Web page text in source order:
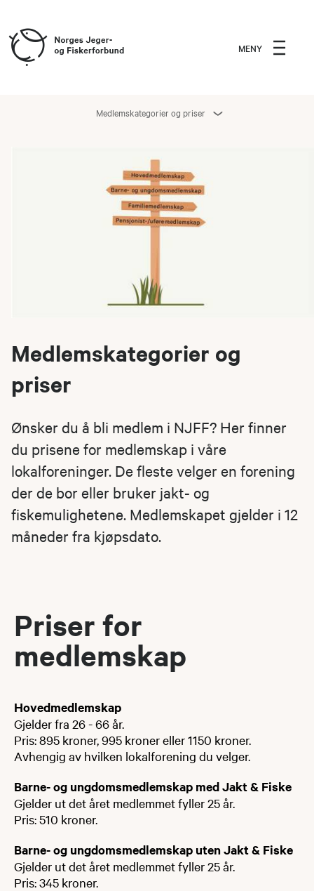
MENY
Medlemskategorier og priser
Medlemskategorier og
priser
Ønsker du å bli medlem i NJFF? Her finner
du prisene for medlemskap i våre
lokalforeninger. De fleste velger en forening
der de bor eller bruker jakt- og
fiskemulighetene. Medlemskapet gjelder i 12
måneder fra kjøpsdato.
Priser for
medlemskap
Hovedmedlemskap
Gjelder fra 26 - 66 år.
Pris: 895 kroner, 995 kroner eller 1150 kroner.
Avhengig av hvilken lokalforening du velger.
Barne- og ungdomsmedlemskap med Jakt & Fiske
Gjelder ut det året medlemmet fyller 25 år.
Pris: 510 kroner.
Barne- og ungdomsmedlemskap uten Jakt & Fiske
Gjelder ut det året medlemmet fyller 25 år.
Pris: 345 kroner.